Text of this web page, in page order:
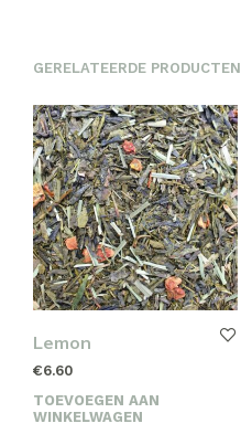
GERELATEERDE PRODUCTEN
Lemon
€6.60
TOEVOEGEN AAN
WINKELWAGEN